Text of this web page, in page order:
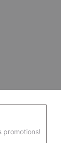
promotions!